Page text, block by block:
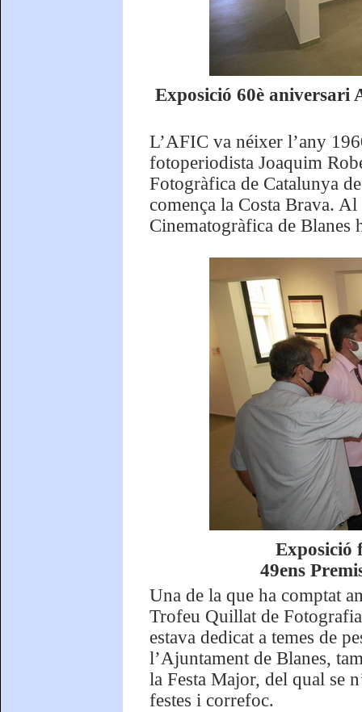
Exposició 60è
L’AFIC va néixer l’any
fotoperiodista Joaquim
Fotogràfica de Catalunya
comença la Costa Brava.
Cinematogràfica de Blanes
Exposició
49ens
Una de la que ha comptat
Trofeu Quillat de
estava dedicat a temes de
l’Ajuntament de Blanes,
la Festa Major, del qual se
festes i correfoc.